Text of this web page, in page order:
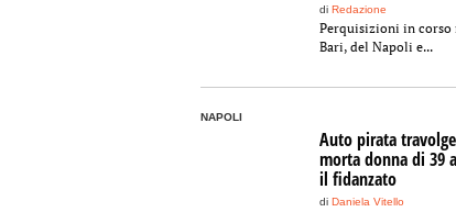
di Redazione
Perquisizioni in corso
Bari, del Napoli e...
NAPOLI
Auto pirata
morta donna di 39
il fidanzato
di Daniela Vitello